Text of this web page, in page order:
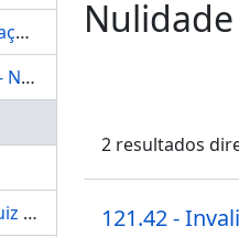
Núcleo Permanente de Mediação e Conciliação – NUPEMEC
Núcleo Psicossocial Forense - NUPS
O coordenador-geral de TI Luiz Fernando Serique Junior
Nulidade
2 resultados
121.42 -